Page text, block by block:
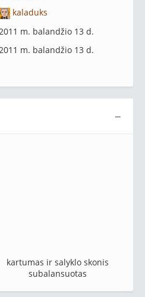
kaladuks
2011 m. balandžio 13 d.
2011 m. balandžio 13 d.
−
kartumas ir salyklo skonis
subalansuotas